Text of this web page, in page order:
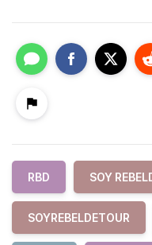
RBD SOY
SOYREBELDETOUR